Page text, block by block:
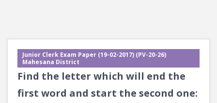
Junior Clerk Exam Paper (19-02-2017) (PV-20-26)
Mahesana District
Find the letter which will end the
first word and start the second one: